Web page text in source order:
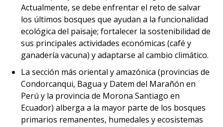
Actualmente, se debe enfrentar el reto de salvar
los últimos bosques que ayudan a la funcionalidad
ecológica del paisaje; fortalecer la sostenibilidad de
sus principales actividades económicas (café y
ganadería vacuna) y adaptarse al cambio climático.
La sección más oriental y amazónica (provincias de
Condorcanqui, Bagua y Datem del Marañón en
Perú y la provincia de Morona Santiago en
Ecuador) alberga a la mayor parte de los bosques
primarios remanentes, humedales y ecosistemas